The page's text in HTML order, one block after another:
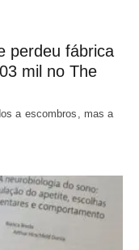
perdeu fábrica
mil no The
a escombros, mas a